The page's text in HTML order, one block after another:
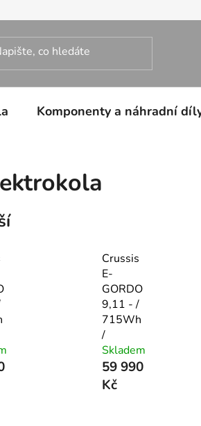
Komponenty a náhradní
Crussis
E-
GORDO
9,11 - /
715Wh
/
Skladem
59 990
Kč